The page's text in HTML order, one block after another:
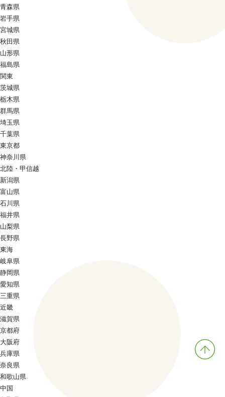
青森県
岩手県
宮城県
秋田県
山形県
福島県
関東
茨城県
栃木県
群馬県
埼玉県
千葉県
東京都
神奈川県
北陸・甲信越
新潟県
富山県
石川県
福井県
山梨県
長野県
東海
岐阜県
静岡県
愛知県
三重県
近畿
滋賀県
京都府
大阪府
兵庫県
奈良県
和歌山県
中国